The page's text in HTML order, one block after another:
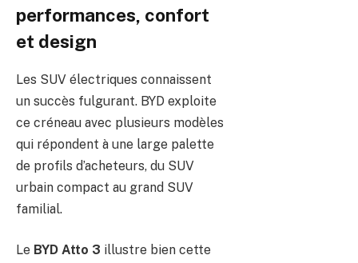
performances, confort
et design
Les SUV électriques connaissent
un succès fulgurant. BYD exploite
ce créneau avec plusieurs modèles
qui répondent à une large palette
de profils d’acheteurs, du SUV
urbain compact au grand SUV
familial.
Le BYD Atto 3 illustre bien cette